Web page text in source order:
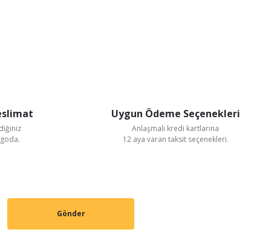
Uygun Ödeme Seçenekleri
Anlaşmalı kredi kartlarına
12 aya varan taksit seçenekleri.
Gönder